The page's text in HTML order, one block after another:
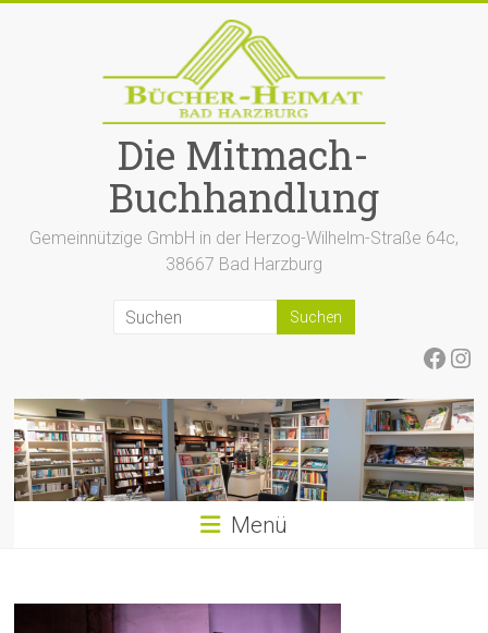
Die Mitmach-
Buchhandlung
Gemeinnützige GmbH in der Herzog-Wilhelm-Straße 64c,
38667 Bad Harzburg
Menü